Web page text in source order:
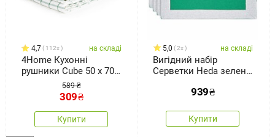
4,7 112x на складі
4Home Кухонні
рушники Cube 50 х 70
см, набір з 3 штук
589 ₴
309₴
Купити
5,0 2x на складі
Вигідний набір
Серветки Heda зелені,
939₴
Купити